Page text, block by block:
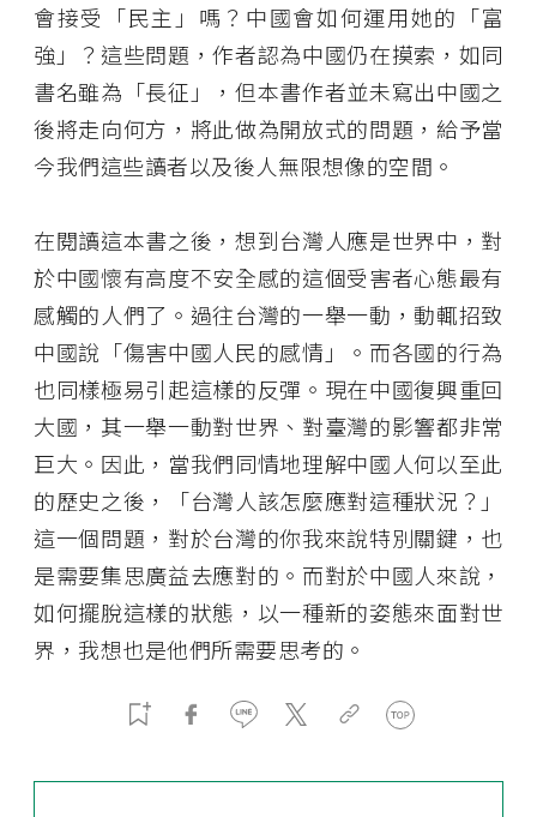
會接受「民主」嗎？中國會如何運用她的「富
強」？這些問題，作者認為中國仍在摸索，如同
書名雖為「長征」，但本書作者並未寫出中國之
後將走向何方，將此做為開放式的問題，給予當
今我們這些讀者以及後人無限想像的空間。
在閱讀這本書之後，想到台灣人應是世界中，對
於中國懷有高度不安全感的這個受害者心態最有
感觸的人們了。過往台灣的一舉一動，動輒招致
中國說「傷害中國人民的感情」。而各國的行為
也同樣極易引起這樣的反彈。現在中國復興重回
大國，其一舉一動對世界、對臺灣的影響都非常
巨大。因此，當我們同情地理解中國人何以至此
的歷史之後，「台灣人該怎麼應對這種狀況？」
這一個問題，對於台灣的你我來說特別關鍵，也
是需要集思廣益去應對的。而對於中國人來說，
如何擺脫這樣的狀態，以一種新的姿態來面對世
界，我想也是他們所需要思考的。